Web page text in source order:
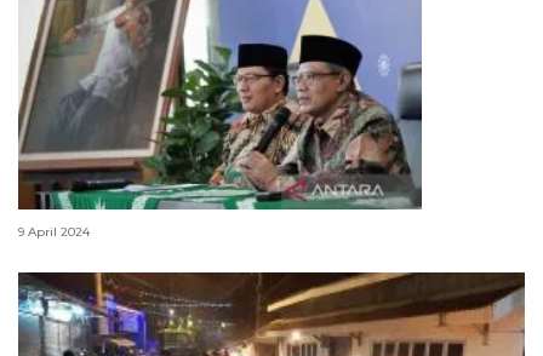
Warga Jakarta bisa Shalat Idul Fitri di sini
9 April 2024